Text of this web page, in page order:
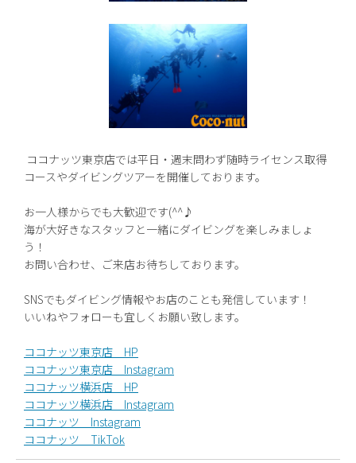
ココナッツ東京店では平日・週末問わず随時ライセンス取得
コースやダイビングツアーを開催しております。
お一人様からでも大歓迎です(^^♪
海が大好きなスタッフと一緒にダイビングを楽しみましょ
う！
お問い合わせ、ご来店お待ちしております。
SNSでもダイビング情報やお店のことも発信しています！
いいねやフォローも宜しくお願い致します。
ココナッツ東京店 HP
ココナッツ東京店 Instagram
ココナッツ横浜店 HP
ココナッツ横浜店 Instagram
ココナッツ Instagram
ココナッツ TikTok